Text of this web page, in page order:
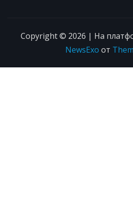
Copyright © 2026 | На
NewsExo от